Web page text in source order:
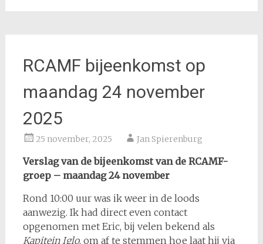
RCAMF bijeenkomst op
maandag 24 november
2025
25 november, 2025 Jan Spierenburg
Verslag van de bijeenkomst van de RCAMF-
groep – maandag 24 november
Rond 10:00 uur was ik weer in de loods
aanwezig. Ik had direct even contact
opgenomen met Eric, bij velen bekend als
Kapitein Iglo, om af te stemmen hoe laat hij via